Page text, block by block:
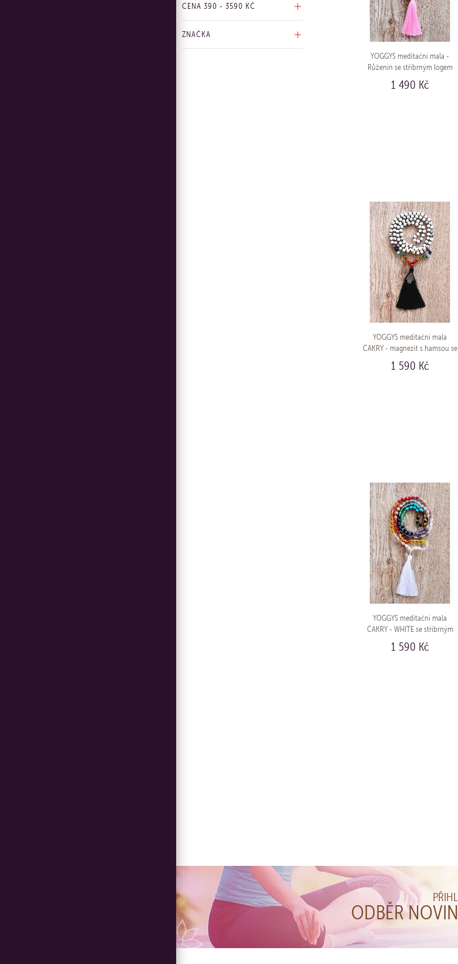
CENA 390 - 3590 KČ
ZNAČKA
YOGGYS meditační mala -
Růženín se stříbrným logem
(Ag 925/1000)
1 490 Kč
YOGGYS meditační mala
ČAKRY - magnezit s hamsou se
stříbrným logem (Ag 925/1000)
1 590 Kč
YOGGYS meditační mala
ČAKRY - WHITE se stříbrným
logem (Ag 925/1000)
1 590 Kč
ODBĚR